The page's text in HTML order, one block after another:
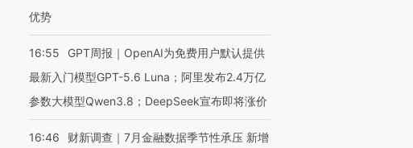
优势
16:55
GPT周报｜OpenAI为免费用户默认提供
最新入门模型GPT-5.6 Luna；阿里发布2.4万亿
参数大模型Qwen3.8；DeepSeek宣布即将涨价
16:46
财新调查｜7月金融数据季节性承压 新增